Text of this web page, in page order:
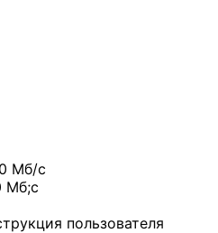
Мб/с
Мб;с
пользователя